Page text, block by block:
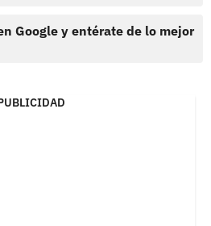
Google y entérate de lo mejor